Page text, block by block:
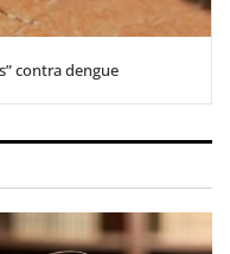
contra dengue